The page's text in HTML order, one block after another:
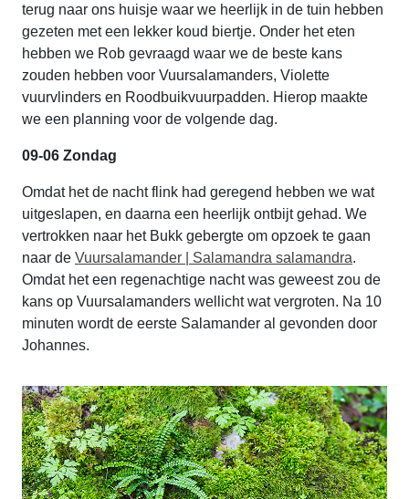
terug naar ons huisje waar we heerlijk in de tuin hebben
gezeten met een lekker koud biertje. Onder het eten
hebben we Rob gevraagd waar we de beste kans
zouden hebben voor Vuursalamanders, Violette
vuurvlinders en Roodbuikvuurpadden. Hierop maakte
we een planning voor de volgende dag.
09-06 Zondag
Omdat het de nacht flink had geregend hebben we wat
uitgeslapen, en daarna een heerlijk ontbijt gehad. We
vertrokken naar het Bukk gebergte om opzoek te gaan
naar de Vuursalamander | Salamandra salamandra.
Omdat het een regenachtige nacht was geweest zou de
kans op Vuursalamanders wellicht wat vergroten. Na 10
minuten wordt de eerste Salamander al gevonden door
Johannes.